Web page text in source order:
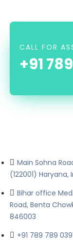
CALL FOR
+91
Main Sohna
(122001) Haryana,
Bihar office
Road, Benta
846003
+91 789 789